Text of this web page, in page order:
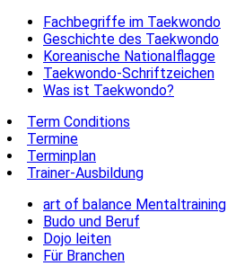
Fachbegriffe im Taekwondo
Geschichte des Taekwondo
Koreanische Nationalflagge
Taekwondo-Schriftzeichen
Was ist Taekwondo?
Term Conditions
Termine
Terminplan
Trainer-Ausbildung
art of balance Mentaltraining
Budo und Beruf
Dojo leiten
Für Branchen